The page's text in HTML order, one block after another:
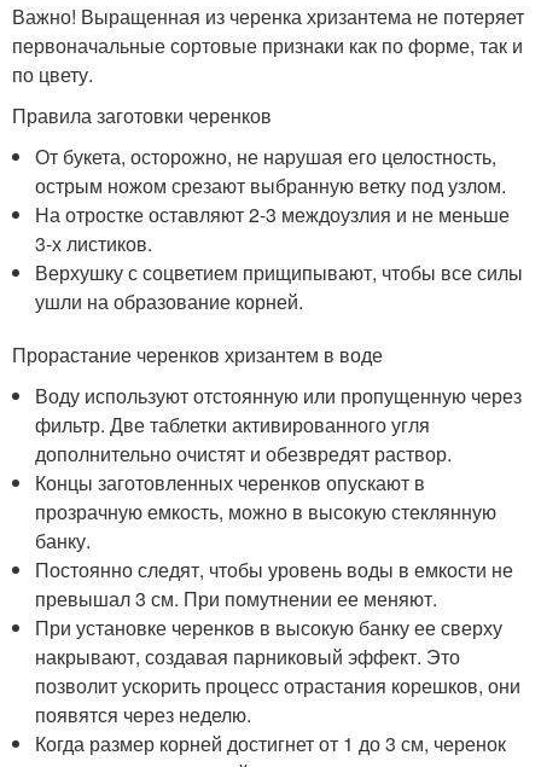
Важно! Выращенная из черенка хризантема не потеряет
первоначальные сортовые признаки как по форме, так и
по цвету.
Правила заготовки черенков
От букета, осторожно, не нарушая его целостность,
острым ножом срезают выбранную ветку под узлом.
На отростке оставляют 2-3 междоузлия и не меньше
3-х листиков.
Верхушку с соцветием прищипывают, чтобы все силы
ушли на образование корней.
Прорастание черенков хризантем в воде
Воду используют отстоянную или пропущенную через
фильтр. Две таблетки активированного угля
дополнительно очистят и обезвредят раствор.
Концы заготовленных черенков опускают в
прозрачную емкость, можно в высокую стеклянную
банку.
Постоянно следят, чтобы уровень воды в емкости не
превышал 3 см. При помутнении ее меняют.
При установке черенков в высокую банку ее сверху
накрывают, создавая парниковый эффект. Это
позволит ускорить процесс отрастания корешков, они
появятся через неделю.
Когда размер корней достигнет от 1 до 3 см, черенок